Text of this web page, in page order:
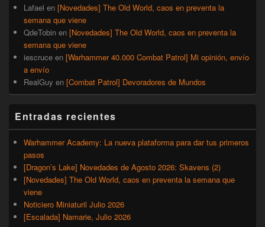
Lafael en [Novedades] The Old World, caos en preventa la
semana que viene
QdeTobin en [Novedades] The Old World, caos en preventa la
semana que viene
iescruce en [Warhammer 40.000 Combat Patrol] Mi opinión, envío
a envío
RealGuy en [Combat Patrol] Devoradores de Mundos
Entradas recientes
Warhammer Academy: La nueva plataforma para dar tus primeros
pasos
[Dragon’s Lake] Novedades de Agosto 2026: Skavens (2)
[Novedades] The Old World, caos en preventa la semana que
viene
Noticiero Miniaturil Julio 2026
[Escalada] Namarie, Julio 2026